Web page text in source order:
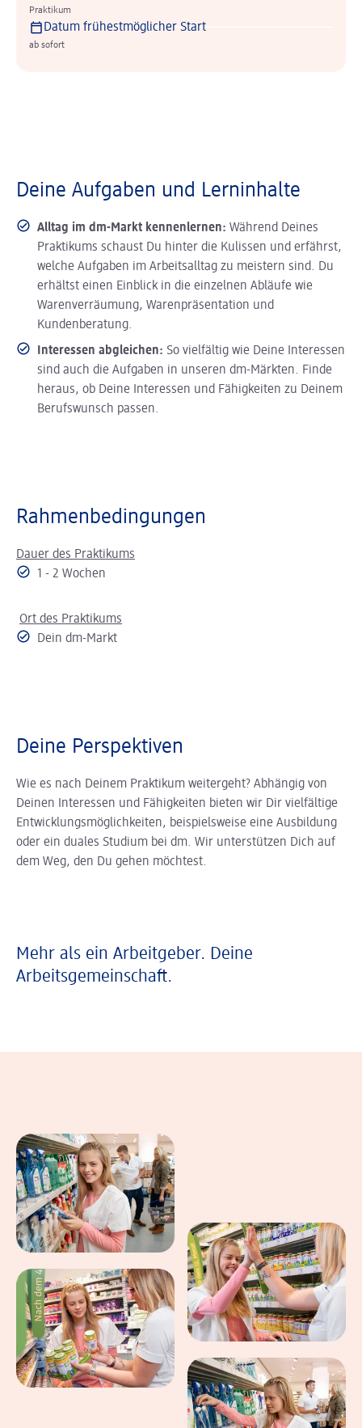
Praktikum
Datum frühestmöglicher Start
ab sofort
Deine Aufgaben und Lerninhalte
Alltag im dm-Markt kennenlernen: Während Deines
Praktikums schaust Du hinter die Kulissen und erfährst,
welche Aufgaben im Arbeitsalltag zu meistern sind. Du
erhältst einen Einblick in die einzelnen Abläufe wie
Warenverräumung, Warenpräsentation und
Kundenberatung.
Interessen abgleichen: So vielfältig wie Deine Interessen
sind auch die Aufgaben in unseren dm-Märkten. Finde
heraus, ob Deine Interessen und Fähigkeiten zu Deinem
Berufswunsch passen.
Rahmenbedingungen
Dauer des Praktikums
1 - 2 Wochen
Ort des Praktikums
Dein dm-Markt
Deine Perspektiven
Wie es nach Deinem Praktikum weitergeht? Abhängig von
Deinen Interessen und Fähigkeiten bieten wir Dir vielfältige
Entwicklungsmöglichkeiten, beispielsweise eine Ausbildung
oder ein duales Studium bei dm. Wir unterstützen Dich auf
dem Weg, den Du gehen möchtest.
Mehr als ein Arbeitgeber. Deine
Arbeitsgemeinschaft.
Eindrücke aus dem Arbeitsalltag